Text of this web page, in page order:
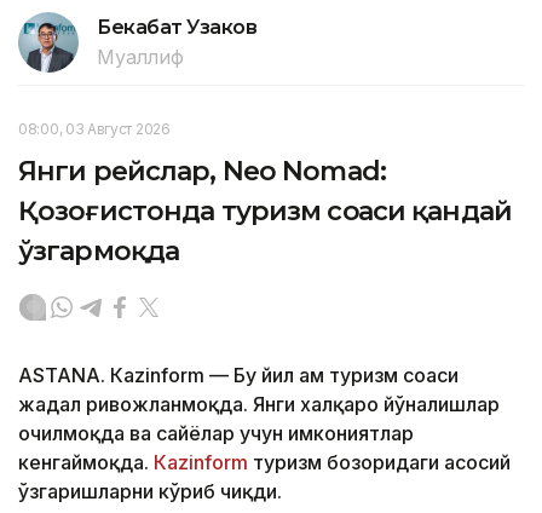
Бекабат Узаков
Муаллиф
08:00, 03 Август 2026
Янги рейслар, Neo Nomad:
Қозоғистонда туризм соҳаси қандай
ўзгармоқда
ASTANА. Кazinform — Бу йил ҳам туризм соҳаси
жадал ривожланмоқда. Янги халқаро йўналишлар
очилмоқда ва сайёҳлар учун имкониятлар
кенгаймоқда. Кazinform туризм бозоридаги асосий
ўзгаришларни кўриб чиқди.